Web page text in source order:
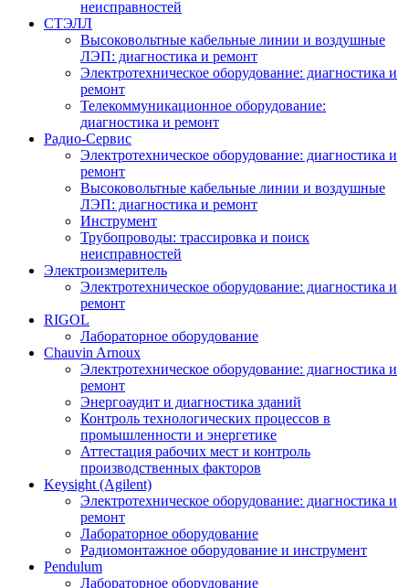
неисправностей
СТЭЛЛ
Высоковольтные кабельные линии и воздушные
ЛЭП: диагностика и ремонт
Электротехническое оборудование: диагностика и
ремонт
Телекоммуникационное оборудование:
диагностика и ремонт
Радио-Cервис
Электротехническое оборудование: диагностика и
ремонт
Высоковольтные кабельные линии и воздушные
ЛЭП: диагностика и ремонт
Инструмент
Трубопроводы: трассировка и поиск
неисправностей
Электроизмеритель
Электротехническое оборудование: диагностика и
ремонт
RIGOL
Лабораторное оборудование
Chauvin Arnoux
Электротехническое оборудование: диагностика и
ремонт
Энергоаудит и диагностика зданий
Контроль технологических процессов в
промышленности и энергетике
Аттестация рабочих мест и контроль
производственных факторов
Keysight (Agilent)
Электротехническое оборудование: диагностика и
ремонт
Лабораторное оборудование
Радиомонтажное оборудование и инструмент
Pendulum
Лабораторное оборудование